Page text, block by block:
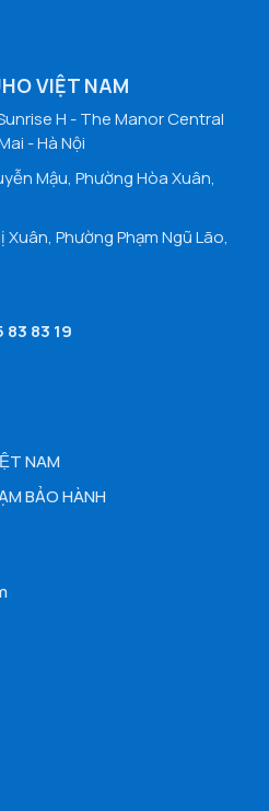
VIỆT NAM
H - The Manor Central
- Hà Nội
Mậu, Phường Hòa Xuân,
Xuân, Phường Phạm Ngũ Lão,
83 83 19
NAM
BẢO HÀNH